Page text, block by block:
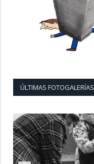
ÚLTIMAS FOTOGALERÍAS